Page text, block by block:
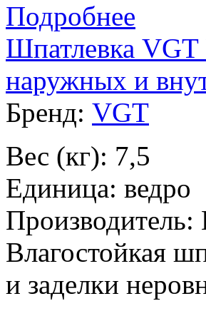
Подробнее
Шпатлевка
наружных и
Бренд: VGT
Вес (кг): 7,5
Единица: ведро
Влагостойкая
и заделки